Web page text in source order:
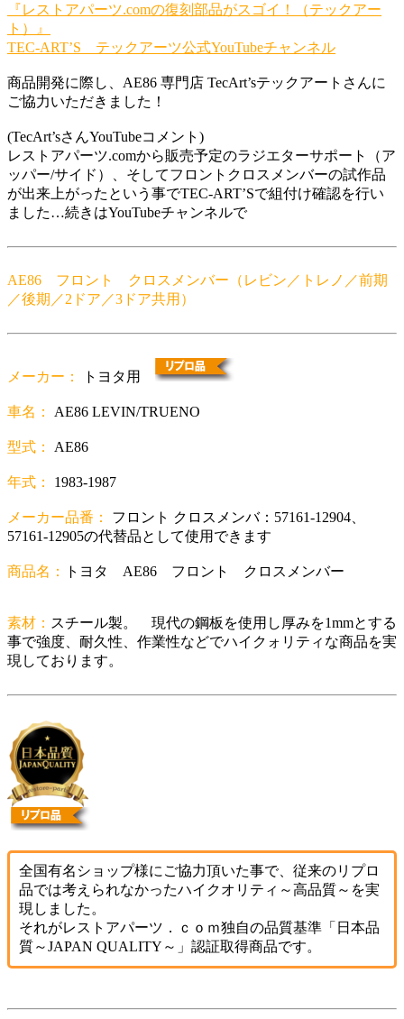
『レストアパーツ.comの復刻部品がスゴイ！（テックアー
ト）』
TEC-ART’S テックアーツ公式YouTubeチャンネル
商品開発に際し、AE86 専門店 TecArt’sテックアートさんに
ご協力いただきました！
(TecArt’sさんYouTubeコメント)
レストアパーツ.comから販売予定のラジエターサポート（ア
ッパー/サイド）、そしてフロントクロスメンバーの試作品
が出来上がったという事でTEC-ART’Sで組付け確認を行い
ました…続きはYouTubeチャンネルで
AE86 フロント クロスメンバー（レビン／トレノ／前期
／後期／2ドア／3ドア共用）
メーカー： トヨタ用
車名： AE86 LEVIN/TRUENO
型式： AE86
年式： 1983-1987
メーカー品番： フロント クロスメンバ：57161-12904、
57161-12905の代替品として使用できます
商品名： トヨタ AE86 フロント クロスメンバー
素材： スチール製。 現代の鋼板を使用し厚みを1mmとする
事で強度、耐久性、作業性などでハイクォリティな商品を実
現しております。
全国有名ショップ様にご協力頂いた事で、従来のリプロ
品では考えられなかったハイクオリティ～高品質～を実
現しました。
それがレストアパーツ．ｃｏｍ独自の品質基準「日本品
質～JAPAN QUALITY～」認証取得商品です。